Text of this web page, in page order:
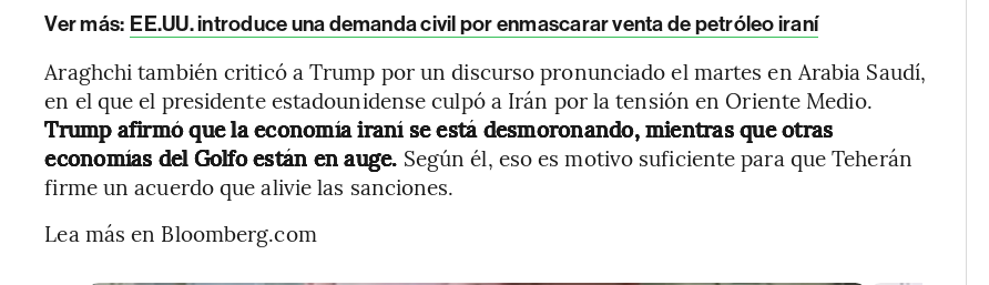
Ver más: EE.UU. introduce una demanda civil por enmascarar venta de petróleo iraní
Araghchi también criticó a Trump por un discurso pronunciado el martes en Arabia Saudí,
en el que el presidente estadounidense culpó a Irán por la tensión en Oriente Medio.
Trump afirmó que la economía iraní se está desmoronando, mientras que otras
economías del Golfo están en auge. Según él, eso es motivo suficiente para que Teherán
firme un acuerdo que alivie las sanciones.
Lea más en Bloomberg.com